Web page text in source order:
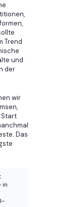
Trend
und
der
wir
Start
Das
in